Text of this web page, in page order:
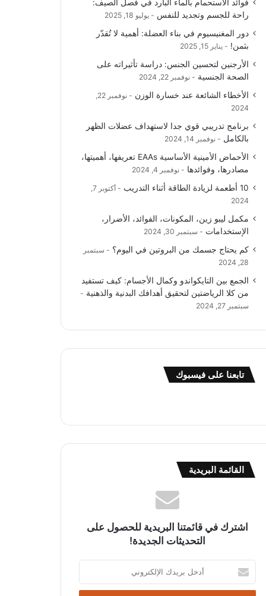
و
ك
T
u
b
e
ق
ر
ا
ا
ل
م
ع
R
فوائد الاستحمام بالماء البارد في فصل الصيف:
راحة للجسم وتجديد للنفس
يوليو 18, 2025
دور المغنيسيوم في بناء العضلة: أهمية لا تُقدّر
بثمن!
يناير 15, 2025
الأرجنين لتحسين الجنس: دراسة تأثيراته على
الصحة الجنسية
نوفمبر 22, 2024
الأخطاء الشائعة عند خسارة الوزن
نوفمبر 22,
2024
برنامج تدريبي قوي جدا لاستهداف عضلات الظهر
بالكامل
نوفمبر 14, 2024
الأحماض الأمينية الأساسية EAAs تعريفها، أهميتها،
مصادرها، وفوائدها
نوفمبر 4, 2024
10 أطعمة لزيادة الطاقة أثناء التدريب
أكتوبر 7,
2024
مكمل ليبو زين، المكونات، الفوائد، الأضرار،
الإستخدامات
سبتمبر 30, 2024
كم يحتاج جسمك من البروتين في اليوم؟
سبتمبر
28, 2024
الجمع بين التايكواندو وكمال الأجسام: كيف تستفيد
من كلا الرياضتين لتحقيق أهدافك البدنية والذهنية
سبتمبر 27, 2024
تابعنا على فيسبوك
القائمة البريدية
اشترك في قائمتنا البريدية للحصول على
التحديثات الجديدة!
خ